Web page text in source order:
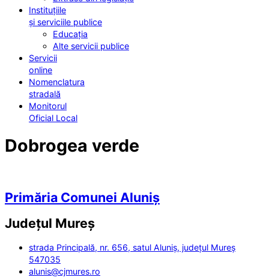
Instituțiile
și serviciile publice
Educația
Alte servicii publice
Servicii
online
Nomenclatura
stradală
Monitorul
Oficial Local
Dobrogea verde
Primăria Comunei Aluniș
Județul Mureș
strada Principală, nr. 656, satul Aluniș, județul Mureș
547035
alunis@cjmures.ro